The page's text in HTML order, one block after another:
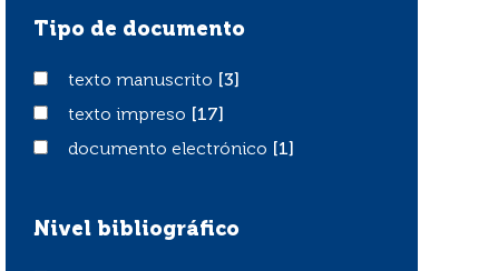
Tipo de documento
texto manuscrito
texto manuscrito
[3]
texto impreso
texto impreso
[17]
documento electrónico
documento electrónico [1]
Nivel bibliográfico